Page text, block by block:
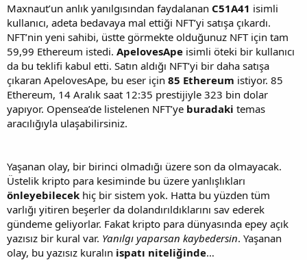
Maxnaut’un anlık yanılgısından faydalanan C51A41 isimli
kullanıcı, adeta bedavaya mal ettiği NFT’yi satışa çıkardı.
NFT’nin yeni sahibi, üstte görmekte olduğunuz NFT için tam
59,99 Ethereum istedi. ApelovesApe isimli öteki bir kullanıcı
da bu teklifi kabul etti. Satın aldığı NFT’yi bir daha satışa
çıkaran ApelovesApe, bu eser için 85 Ethereum istiyor. 85
Ethereum, 14 Aralık saat 12:35 prestijiyle 323 bin dolar
yapıyor. Opensea’de listelenen NFT’ye buradaki temas
aracılığıyla ulaşabilirsiniz.
Yaşanan olay, bir birinci olmadığı üzere son da olmayacak.
Üstelik kripto para kesiminde bu üzere yanlışlıkları
önleyebilecek hiç bir sistem yok. Hatta bu yüzden tüm
varlığı yitiren beşerler da dolandırıldıklarını sav ederek
gündeme geliyorlar. Fakat kripto para dünyasında epey açık
yazısız bir kural var. Yanılgı yaparsan kaybedersin. Yaşanan
olay, bu yazısız kuralın ispatı niteliğinde…